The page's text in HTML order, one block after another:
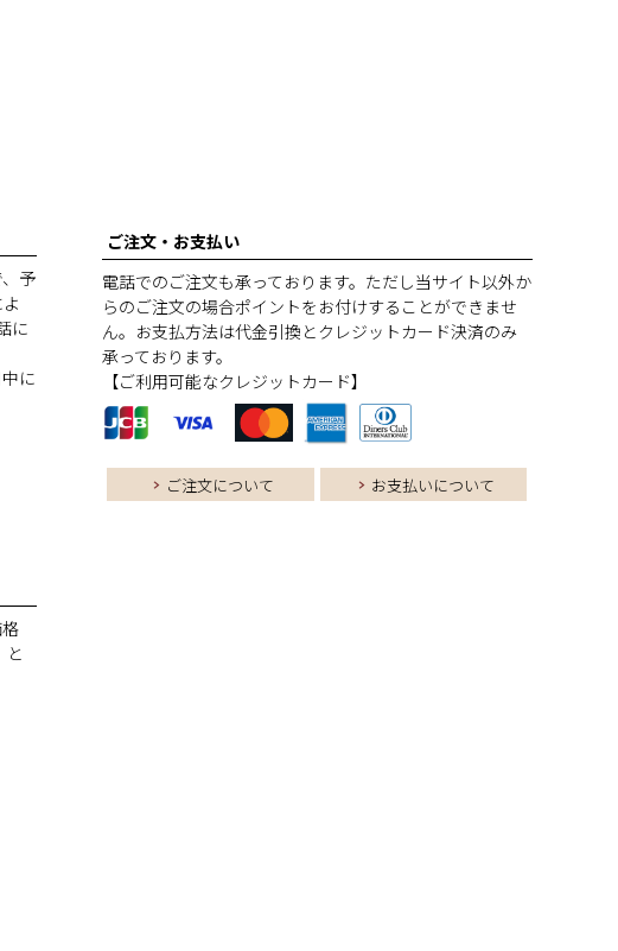
予
に
に
ご注文・お支払い
電話でのご注文も承っております。ただし当サイト以外か
らのご注文の場合ポイントをお付けすることができませ
ん。お支払方法は代金引換とクレジットカード決済のみ
承っております。
【ご利用可能なクレジットカード】
ご注文について お支払いについて
と